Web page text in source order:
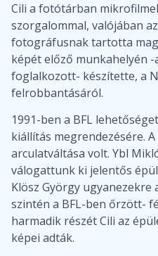
Cili a fotótárban
szorgalommal, valójában
fotográfusnak tartotta
képét előző munkahelyén
foglalkozott- készítette, a
felrobbantásáról.
1991-ben a BFL
kiállítás megrendezésére.
arculatváltása volt. Ybl
válogattunk ki jelentős
Klösz György
szintén a BFL-ben őrzött-
harmadik részét Cili az
képei adták.